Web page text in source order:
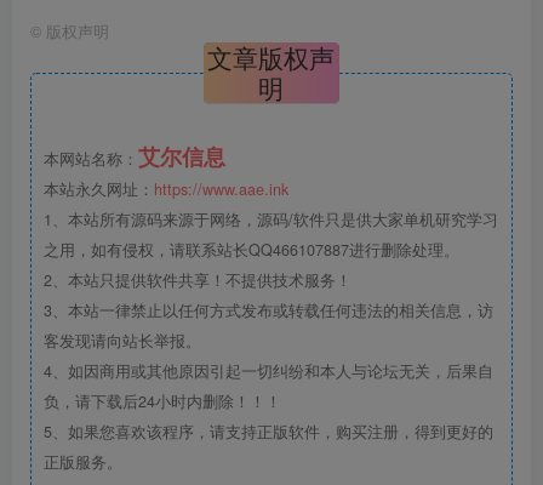
© 版权声明
文章版权声
明
本网站名称： 艾尔信息
本站永久网址： https://www.aae.ink
1、本站所有源码来源于网络，源码/软件只是供大家单机研究学习
之用，如有侵权，请联系站长QQ466107887进行删除处理。
2、本站只提供软件共享！不提供技术服务！
3、本站一律禁止以任何方式发布或转载任何违法的相关信息，访
客发现请向站长举报。
4、如因商用或其他原因引起一切纠纷和本人与论坛无关，后果自
负，请下载后24小时内删除！！！
5、如果您喜欢该程序，请支持正版软件，购买注册，得到更好的
正版服务。